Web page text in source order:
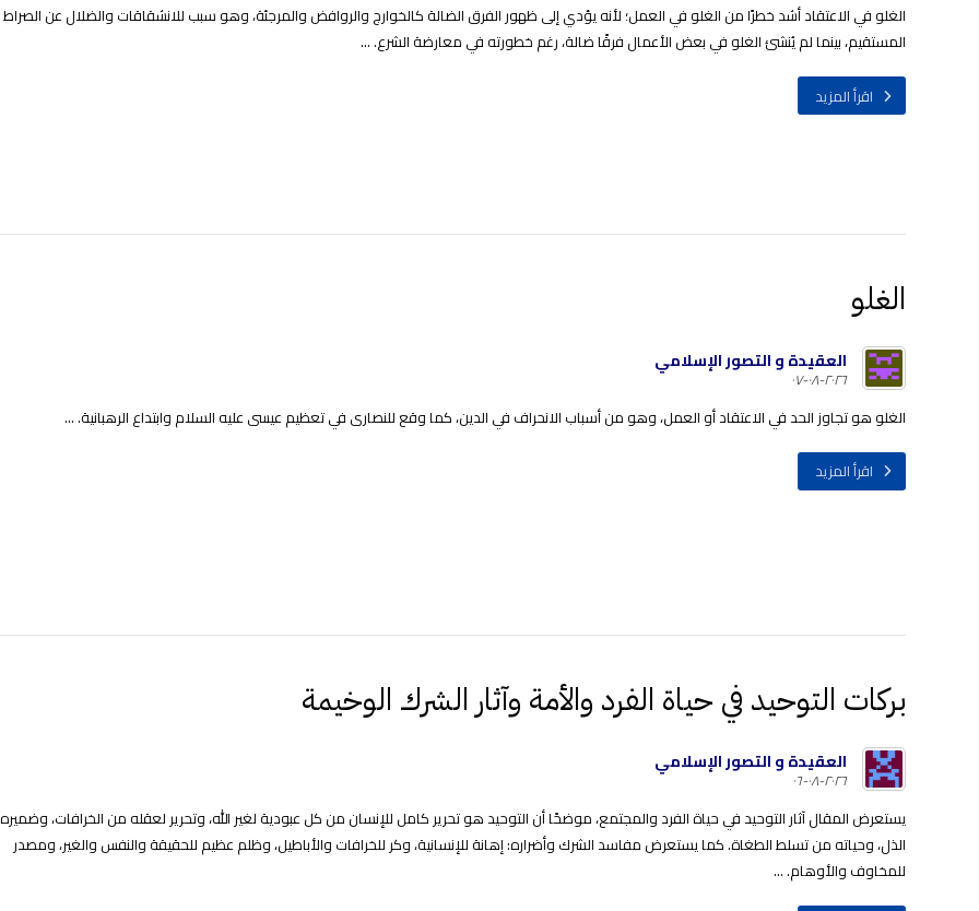
الغلو في الاعتقاد أشد خطرًا من الغلو في العمل؛ لأنه يؤدي إلى ظهور الفرق الضالة كالخوارج والروافض والمرجئة، وهو سبب للانشقاقات والضلال عن الصراط
المستقيم، بينما لم يُنشئ الغلو في بعض الأعمال فرقًا ضالة، رغم خطورته في معارضة الشرع. ...
اقرأ المزيد
الغلو
العقيدة و التصور الإسلامي
٢٠٢٦-٠٨-٠٧
الغلو هو تجاوز الحد في الاعتقاد أو العمل، وهو من أسباب الانحراف في الدين، كما وقع للنصارى في تعظيم عيسى عليه السلام وابتداع الرهبانية. ...
اقرأ المزيد
بركات التوحيد في حياة الفرد والأمة وآثار الشرك الوخيمة
العقيدة و التصور الإسلامي
٢٠٢٦-٠٨-٠٦
يستعرض المقال آثار التوحيد في حياة الفرد والمجتمع، موضحًا أن التوحيد هو تحرير كامل للإنسان من كل عبودية لغير الله، وتحرير لعقله من الخرافات،
الذل، وحياته من تسلط الطغاة. كما يستعرض مفاسد الشرك وأضراره: إهانة للإنسانية، وكر للخرافات والأباطيل، وظلم عظيم للحقيقة والنفس والغير، ومصدر
للمخاوف والأوهام. ...